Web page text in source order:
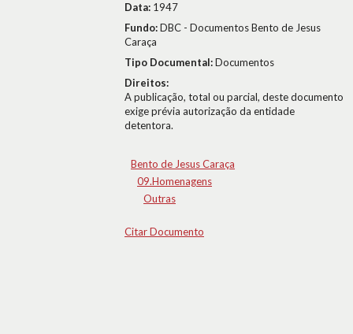
Data: 1947
Fundo:DBC - Documentos Bento de Jesus
Caraça
Tipo Documental:Documentos
Direitos:
A publicação, total ou parcial, deste documento
exige prévia autorização da entidade
detentora.
Bento de Jesus Caraça
09.Homenagens
Outras
Citar Documento